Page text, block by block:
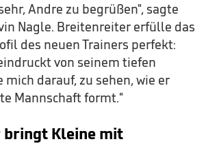
Andre zu begrüßen", sagte
Nagle. Breitenreiter erfülle das
des neuen Trainers perfekt:
von seinem tiefen
mich darauf, zu sehen, wie er
Mannschaft formt."
Kleine mit